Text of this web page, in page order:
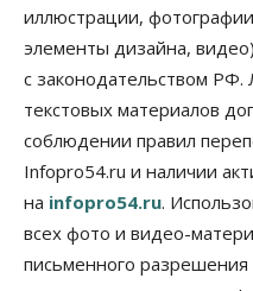
иллюстрации,
элементы дизайна,
с законодательством
текстовых материалов
соблюдении правил
Infopro54.ru и наличии
на infopro54.ru.
всех фото и видео-
письменного